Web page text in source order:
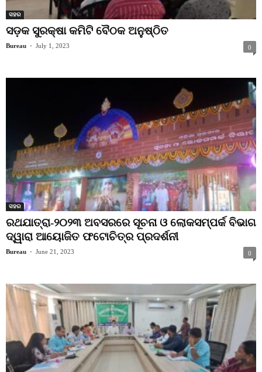
ସହର
ସଡ଼କ ସୁରକ୍ଷା କମିଟି ବୈଠକ ଅନୁଷ୍ଠିତ
Bureau - July 1, 2023 0
ସହର
ରଥଯାତ୍ରା-୨୦୨୩ ଅବସରରେ ସୂଚନା ଓ ଲୋକସମ୍ପର୍କ ବିଭାଗ
ଦ୍ୱାରା ଆୟୋଜିତ ଫଟୋଚିତ୍ର ପ୍ରଦର୍ଶନୀ
Bureau - June 21, 2023 0